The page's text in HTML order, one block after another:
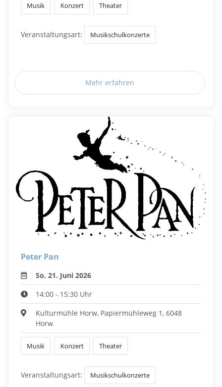
Musik Konzert Theater
Veranstaltungsart: Musikschulkonzerte
Mehr erfahren
Peter Pan
So, 21. Juni 2026
14:00 - 15:30 Uhr
Kulturmühle Horw, Papiermühleweg 1, 6048
Horw
Musik Konzert Theater
Veranstaltungsart: Musikschulkonzerte